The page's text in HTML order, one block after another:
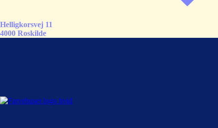
Helligkorsvej 11
4000 Roskilde